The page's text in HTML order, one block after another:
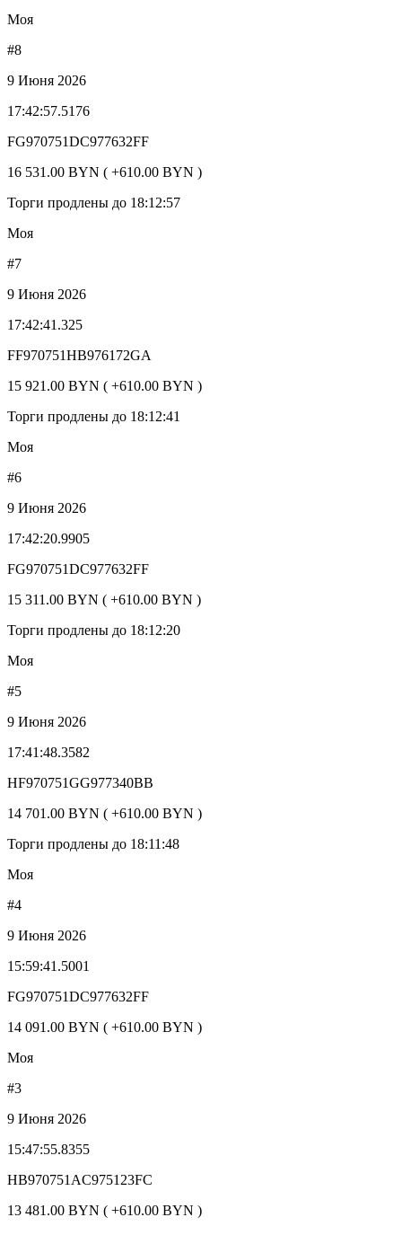
Моя
#8
9 Июня 2026
17:42:57.5176
FG970751DC977632FF
16 531.00 BYN ( +610.00 BYN )
Торги продлены до 18:12:57
Моя
#7
9 Июня 2026
17:42:41.325
FF970751HB976172GA
15 921.00 BYN ( +610.00 BYN )
Торги продлены до 18:12:41
Моя
#6
9 Июня 2026
17:42:20.9905
FG970751DC977632FF
15 311.00 BYN ( +610.00 BYN )
Торги продлены до 18:12:20
Моя
#5
9 Июня 2026
17:41:48.3582
HF970751GG977340BB
14 701.00 BYN ( +610.00 BYN )
Торги продлены до 18:11:48
Моя
#4
9 Июня 2026
15:59:41.5001
FG970751DC977632FF
14 091.00 BYN ( +610.00 BYN )
Моя
#3
9 Июня 2026
15:47:55.8355
HB970751AC975123FC
13 481.00 BYN ( +610.00 BYN )